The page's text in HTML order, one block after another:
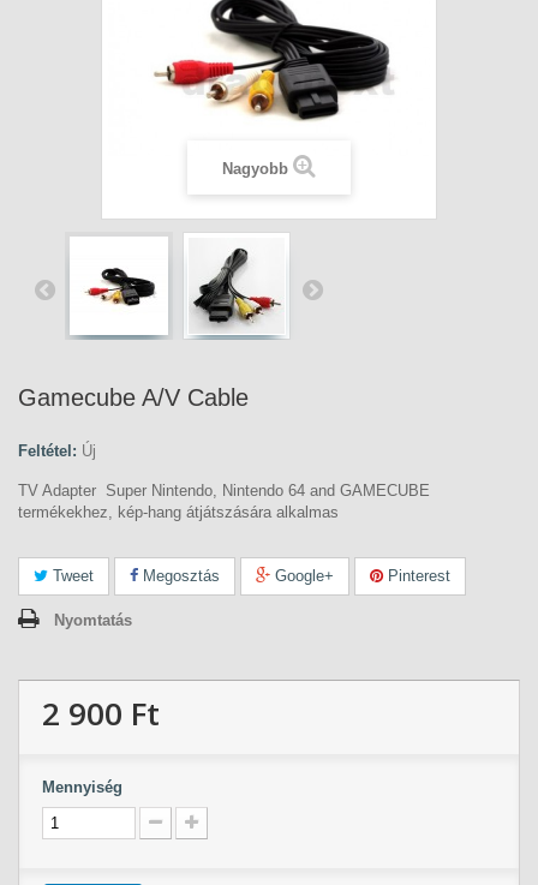
Nagyobb
Gamecube A/V Cable
Feltétel: Új
TV Adapter Super Nintendo, Nintendo 64 and GAMECUBE
termékekhez, kép-hang átjátszására alkalmas
Tweet Megosztás Google+ Pinterest
Nyomtatás
2 900 Ft‎
Mennyiség